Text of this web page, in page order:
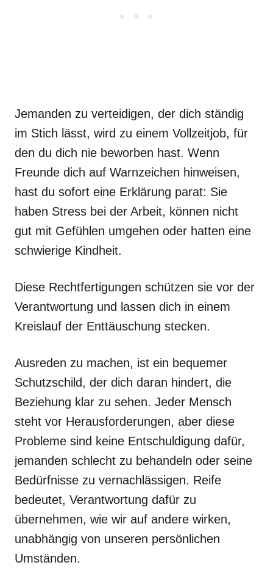
Jemanden zu verteidigen, der dich ständig
im Stich lässt, wird zu einem Vollzeitjob, für
den du dich nie beworben hast. Wenn
Freunde dich auf Warnzeichen hinweisen,
hast du sofort eine Erklärung parat: Sie
haben Stress bei der Arbeit, können nicht
gut mit Gefühlen umgehen oder hatten eine
schwierige Kindheit.
Diese Rechtfertigungen schützen sie vor der
Verantwortung und lassen dich in einem
Kreislauf der Enttäuschung stecken.
Ausreden zu machen, ist ein bequemer
Schutzschild, der dich daran hindert, die
Beziehung klar zu sehen. Jeder Mensch
steht vor Herausforderungen, aber diese
Probleme sind keine Entschuldigung dafür,
jemanden schlecht zu behandeln oder seine
Bedürfnisse zu vernachlässigen. Reife
bedeutet, Verantwortung dafür zu
übernehmen, wie wir auf andere wirken,
unabhängig von unseren persönlichen
Umständen.